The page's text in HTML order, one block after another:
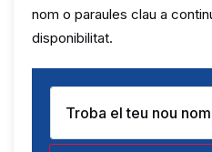
nom o paraules clau a
disponibilitat.